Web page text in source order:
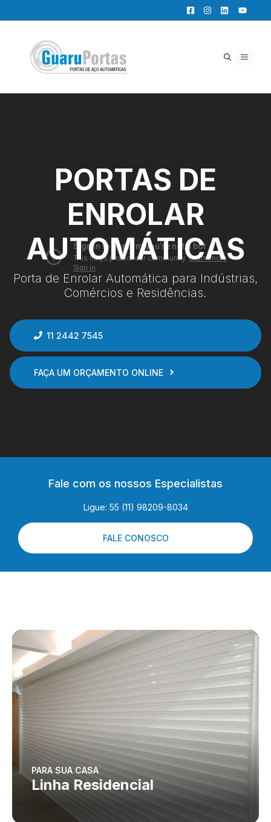
para
conteúdo
MENU
PORTAS DE
ENROLAR
AUTOMÁTICAS
Porta de Enrolar Automática para Indústrias,
Comércios e Residências.
11 2442 7545
FAÇA UM ORÇAMENTO ONLINE
Fale com os nossos Especialistas
Ligue: 55 (11) 98209-8034
FALE CONOSCO
PARA SUA CASA
Linha Residencial